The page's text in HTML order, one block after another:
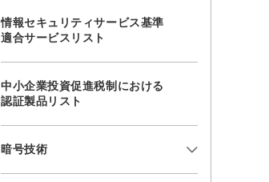
情報セキュリティサービス基準
適合サービスリスト
中小企業投資促進税制における
認証製品リスト
暗号技術